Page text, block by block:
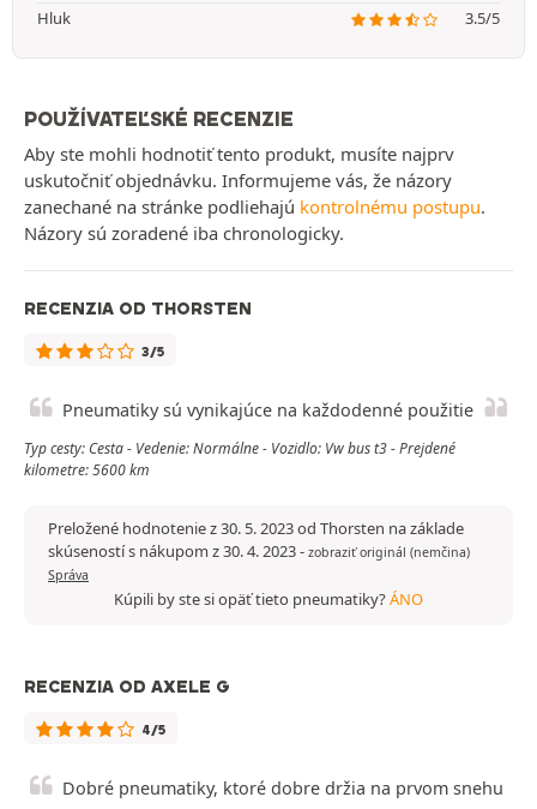
Hluk
3.5/5
POUŽÍVATEĽSKÉ RECENZIE
Aby ste mohli hodnotiť tento produkt, musíte najprv
uskutočniť objednávku. Informujeme vás, že názory
zanechané na stránke podliehajú kontrolnému postupu.
Názory sú zoradené iba chronologicky.
RECENZIA OD THORSTEN
3/5
Pneumatiky sú vynikajúce na každodenné použitie
Typ cesty: Cesta - Vedenie: Normálne - Vozidlo: Vw bus t3 - Prejdené
kilometre: 5600 km
Preložené hodnotenie z 30. 5. 2023 od Thorsten na základe
skúseností s nákupom z 30. 4. 2023- zobraziť originál (nemčina)
Správa
Kúpili by ste si opäť tieto pneumatiky?ÁNO
RECENZIA OD AXELE G
4/5
Dobré pneumatiky, ktoré dobre držia na prvom snehu